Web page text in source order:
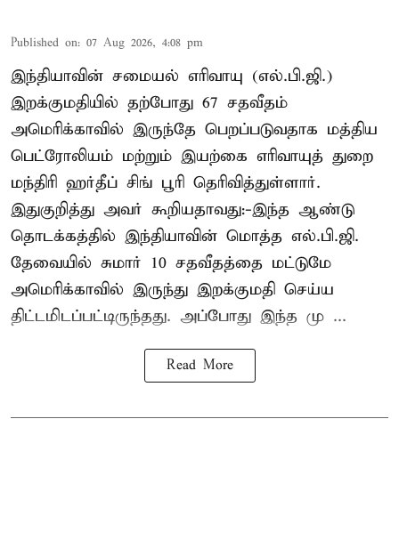
Published on: 07 Aug 2026, 4:08 pm
இந்தியாவின் சமையல் எரிவாயு (எல்.பி.ஜி.)
இறக்குமதியில் தற்போது 67 சதவீதம்
அமெரிக்காவில் இருந்தே பெறப்படுவதாக மத்திய
பெட்ரோலியம் மற்றும் இயற்கை எரிவாயுத் துறை
மந்திரி ஹர்தீப் சிங் பூரி தெரிவித்துள்ளார்.
இதுகுறித்து அவர் கூறியதாவது:-இந்த ஆண்டு
தொடக்கத்தில் இந்தியாவின் மொத்த எல்.பி.ஜி.
தேவையில் சுமார் 10 சதவீதத்தை மட்டுமே
அமெரிக்காவில் இருந்து இறக்குமதி செய்ய
திட்டமிடப்பட்டிருந்தது. அப்போது இந்த மு ...
Read More